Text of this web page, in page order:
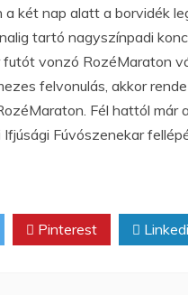
két nap alatt a borvidék
tartó nagyszínpadi
vonzó RozéMaraton
felvonulás, akkor
Fél hattól
Fúvószenekar
Pinterest